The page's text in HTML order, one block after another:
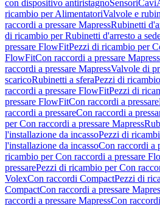
con dispositivo antiristagnoSensoriCavi
ricambio per AlimentatoriValvole e
raccordi a pressare MapressRubinetti
di ricambio per Rubinetti d'arresto a
pressare FlowFitPezzi di ricambio per
FlowFitCon raccordi a pressare Mapress
raccordi a pressare MapressValvole di
scaricoRubinetti a sferaPezzi di
raccordi a pressare FlowFitPezzi di
pressare FlowFitCon raccordi a pressare
raccordi a pressareCon raccordi a
per Con raccordi a pressare Mapress
l'installazione da incassoPezzi di
l'installazione da incassoCon raccordi a
ricambio per Con raccordi a pressare
pressarePezzi di ricambio per Con
VolexCon raccordi CompactPezzi di
CompactCon raccordi a pressare
raccordi a pressare MapressCon